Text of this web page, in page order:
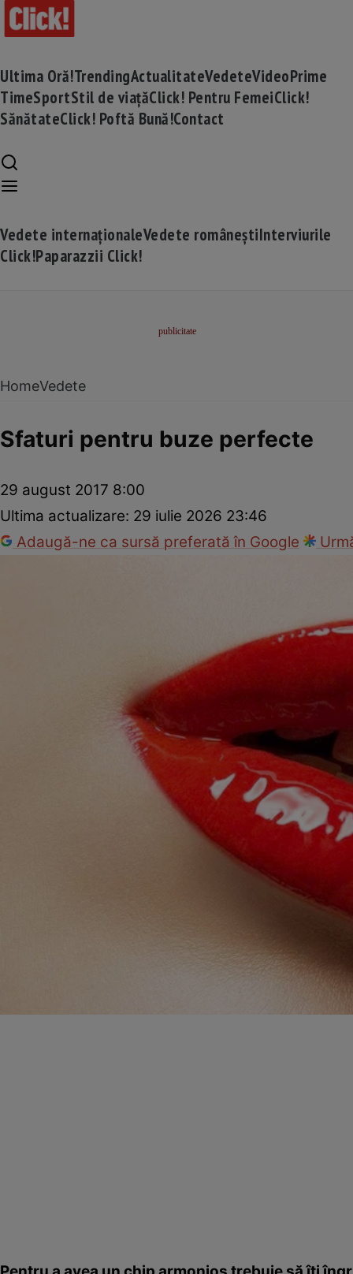
Ultima Oră!TrendingActualitateVedeteVideoPrime
TimeSportStil de viațăClick! Pentru FemeiClick!
SănătateClick! Poftă Bună!Contact
Vedete internaționaleVedete româneștiInterviurile
Click!Paparazzii Click!
HomeVedete
Sfaturi pentru buze perfecte
29 august 2017 8:00
Ultima actualizare: 29 iulie 2026 23:46
Adaugă-ne ca sursă preferată în Google